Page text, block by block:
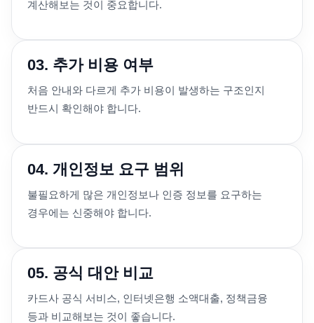
계산해보는 것이 중요합니다.
03. 추가 비용 여부
처음 안내와 다르게 추가 비용이 발생하는 구조인지
반드시 확인해야 합니다.
04. 개인정보 요구 범위
불필요하게 많은 개인정보나 인증 정보를 요구하는
경우에는 신중해야 합니다.
05. 공식 대안 비교
카드사 공식 서비스, 인터넷은행 소액대출, 정책금융
등과 비교해보는 것이 좋습니다.